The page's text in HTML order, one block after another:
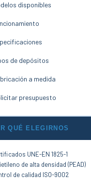
disponibles
de depósitos
a medida
presupuesto
QUÉ ELEGIRNOS
UNE-EN 1825-1
de alta densidad (PEAD)
de calidad ISO-9002